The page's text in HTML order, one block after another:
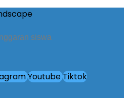
siswa
YoutubeTiktok